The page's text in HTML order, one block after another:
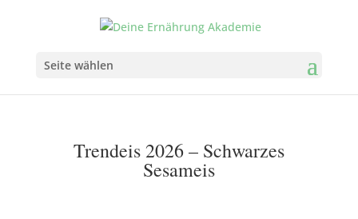
Seite wählen
Trendeis 2026 – Schwarzes
Sesameis